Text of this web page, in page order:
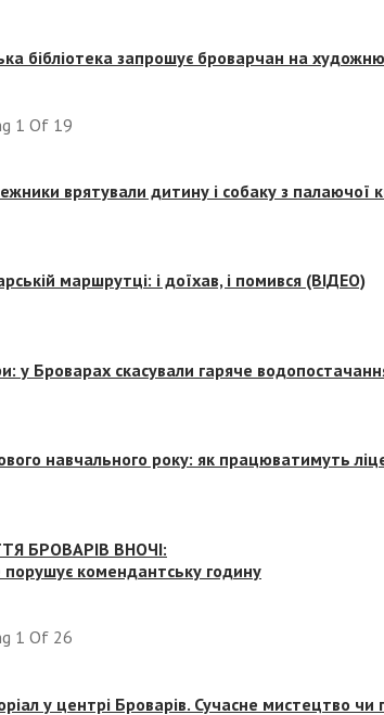
бібліотека запрошує броварчан на
1 Of 19
врятували дитину і собаку з
маршрутці: і доїхав, і помився (ВІДЕО)
у Броварах скасували гаряче
навчального року: як працюватимуть
БРОВАРІВ ВНОЧІ:
комендантську годину
1 Of 26
у центрі Броварів. Сучасне мистецтво